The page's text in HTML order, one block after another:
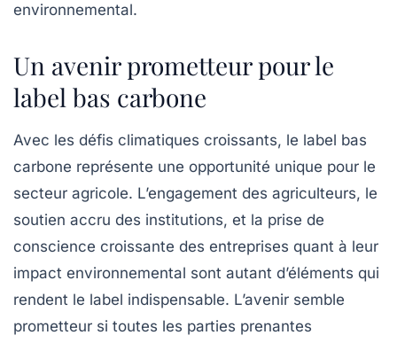
environnemental.
Un avenir prometteur pour le
label bas carbone
Avec les défis climatiques croissants, le label bas
carbone représente une opportunité unique pour le
secteur agricole. L’engagement des agriculteurs, le
soutien accru des institutions, et la prise de
conscience croissante des entreprises quant à leur
impact environnemental sont autant d’éléments qui
rendent le label indispensable. L’avenir semble
prometteur si toutes les parties prenantes